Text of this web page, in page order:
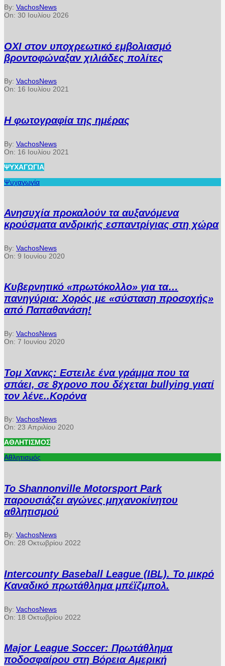
By: VachosNews
On: 30 Ιουλίου 2026
ΟΧΙ στον υποχρεωτικό εμβολιασμό
βροντοφώναξαν χιλιάδες πολίτες
By: VachosNews
On: 16 Ιουλίου 2021
Η φωτογραφία της ημέρας
By: VachosNews
On: 16 Ιουλίου 2021
ΨΥΧΑΓΩΓΊΑ
Ψυχαγωγία
Ανησυχία προκαλούν τα αυξανόμενα
κρούσματα ανδρικής εσπαντρίγιας στη χώρα
By: VachosNews
On: 9 Ιουνίου 2020
Κυβερνητικό «πρωτόκολλο» για τα…
πανηγύρια: Χορός με «σύσταση προσοχής»
από Παπαθανάση!
By: VachosNews
On: 7 Ιουνίου 2020
Τομ Χανκς: Εστειλε ένα γράμμα που τα
σπάει, σε 8χρονο που δέχεται bullying γιατί
τον λένε..Κορόνα
By: VachosNews
On: 23 Απριλίου 2020
ΑΘΛΗΤΙΣΜΌΣ
Αθλητισμός
Το Shannonville Motorsport Park
παρουσιάζει αγώνες μηχανοκίνητου
αθλητισμού
By: VachosNews
On: 28 Οκτωβρίου 2022
Intercounty Baseball League (IBL). Το μικρό
Καναδικό πρωτάθλημα μπέϊζμπολ.
By: VachosNews
On: 18 Οκτωβρίου 2022
Major League Soccer: Πρωτάθλημα
ποδοσφαίρου στη Βόρεια Αμερική